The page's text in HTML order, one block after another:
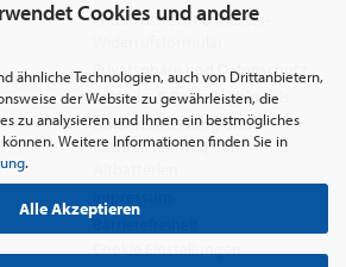
Cookies und andere
ähnliche Technologien, auch von Drittanbietern,
der Website zu gewährleisten, die
zu analysieren und Ihnen ein bestmögliches
Weitere Informationen finden Sie in
.
Alle Akzeptieren
Widerrufsrecht & Muster-
Privatsphäre und Datenschutz
Batterie- & Recyclinghinweis
Abfallvermeidung und
Bewirtschaftung von
Cookie Einstellungen